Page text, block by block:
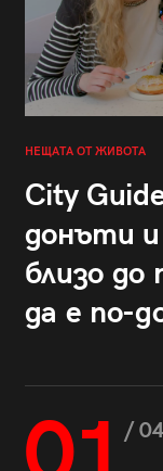
НЕЩАТА ОТ ЖИВОТА
City
донъти и
близо до
да е по-
/ 04